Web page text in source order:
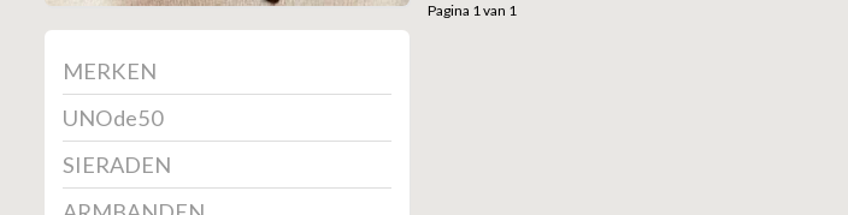
MERKEN
UNOde50
SIERADEN
Pagina 1 van 1